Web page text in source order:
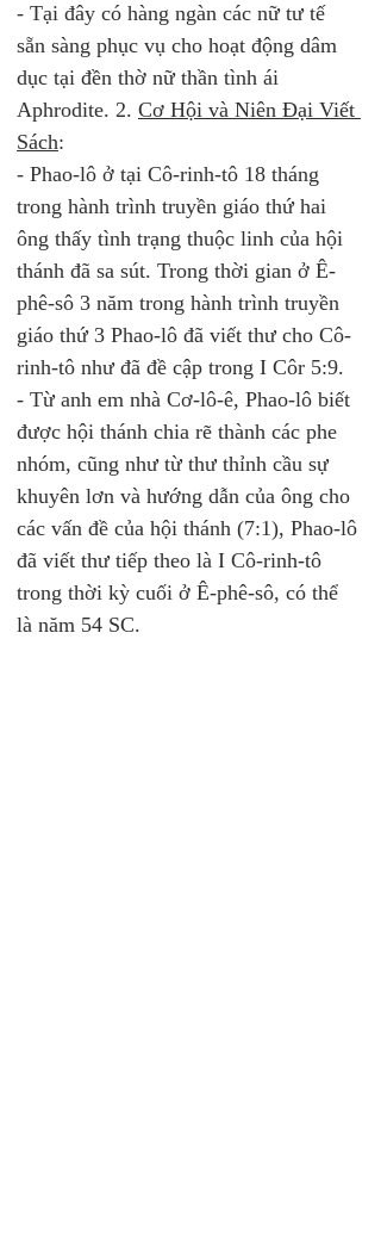
- Tại đây có hàng ngàn các nữ tư tế
sẵn sàng phục vụ cho hoạt động dâm
dục tại đền thờ nữ thần tình ái
Aphrodite. 2. Cơ Hội và Niên Đại Viết
Sách:
- Phao-lô ở tại Cô-rinh-tô 18 tháng
trong hành trình truyền giáo thứ hai
ông thấy tình trạng thuộc linh của hội
thánh đã sa sút. Trong thời gian ở Ê-
phê-sô 3 năm trong hành trình truyền
giáo thứ 3 Phao-lô đã viết thư cho Cô-
rinh-tô như đã đề cập trong I Côr 5:9.
- Từ anh em nhà Cơ-lô-ê, Phao-lô biết
được hội thánh chia rẽ thành các phe
nhóm, cũng như từ thư thỉnh cầu sự
khuyên lơn và hướng dẫn của ông cho
các vấn đề của hội thánh (7:1), Phao-lô
đã viết thư tiếp theo là I Cô-rinh-tô
trong thời kỳ cuối ở Ê-phê-sô, có thể
là năm 54 SC.